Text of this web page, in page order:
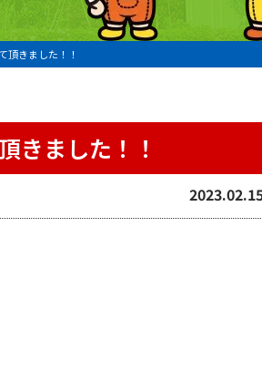
頂きました！！
きました！！